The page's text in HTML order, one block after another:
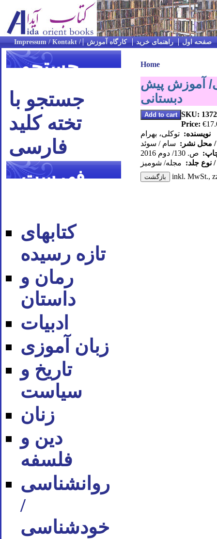
صفحه اول راهنمای خرید کارگاه آموزش
جستجو
جستجو با
تخته کلید
فارسی
فهرست
کتابهای
تازه رسیده
رمان و
داستان
ادبیات
زبان آموزی
تاریخ و
سیاست
زنان
دین و
فلسفه
روان‪شناسی
/
خودشناسی
Home
آموزش پیش
دبستانی
SKU:
Price:
نویسنده: توکلی، بهرام
/ محل نشر: سام / سوئد
ص. 130/ دوم 2016
نوع جلد: مجله/ شومیز
inkl. MwSt.,